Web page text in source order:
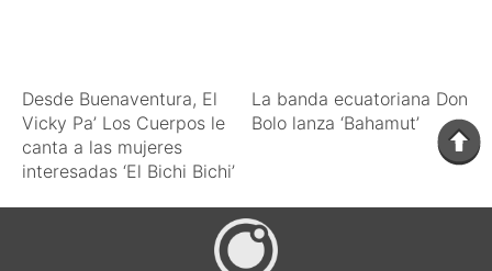
Desde Buenaventura, El
Vicky Pa’ Los Cuerpos le
canta a las mujeres
interesadas ‘El Bichi Bichi’
La banda ecuatoriana Don
Bolo lanza ‘Bahamut’